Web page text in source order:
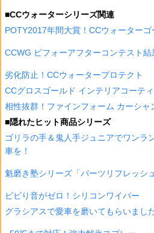
■CCウォーターシリーズ関連
POTY2017年間大賞！CCウォーターゴ
CCWG ビフォーアフターコンテスト結
劣化防止！CCウォータープロテクト
CCグロスゴールド インテリアコーテ
相性抜群！ファインフォーム カーシャ
■隠れたヒット商品シリーズ
ゴリラの手＆鬼人手ジュニアでワンラ
車を！
魁磨き塾シリーズ「パーツリフレッシュ
ビビり音がゼロ！シリコンワイパー
グラシアスで愛車を磨いてもらいまし